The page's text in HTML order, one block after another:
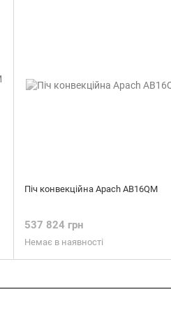
Піч конвекційна Apach AB16QM
537 824 грн
Немає в наявності